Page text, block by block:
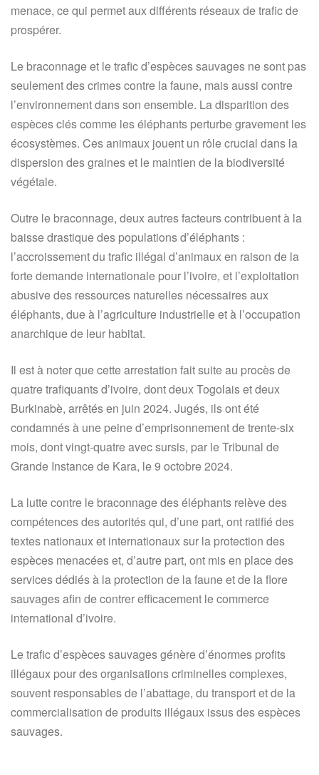
menace, ce qui permet aux différents réseaux de trafic de
prospérer.
Le braconnage et le trafic d’espèces sauvages ne sont pas
seulement des crimes contre la faune, mais aussi contre
l’environnement dans son ensemble. La disparition des
espèces clés comme les éléphants perturbe gravement les
écosystèmes. Ces animaux jouent un rôle crucial dans la
dispersion des graines et le maintien de la biodiversité
végétale.
Outre le braconnage, deux autres facteurs contribuent à la
baisse drastique des populations d’éléphants :
l’accroissement du trafic illégal d’animaux en raison de la
forte demande internationale pour l’ivoire, et l’exploitation
abusive des ressources naturelles nécessaires aux
éléphants, due à l’agriculture industrielle et à l’occupation
anarchique de leur habitat.
Il est à noter que cette arrestation fait suite au procès de
quatre trafiquants d’ivoire, dont deux Togolais et deux
Burkinabè, arrêtés en juin 2024. Jugés, ils ont été
condamnés à une peine d’emprisonnement de trente-six
mois, dont vingt-quatre avec sursis, par le Tribunal de
Grande Instance de Kara, le 9 octobre 2024.
La lutte contre le braconnage des éléphants relève des
compétences des autorités qui, d’une part, ont ratifié des
textes nationaux et internationaux sur la protection des
espèces menacées et, d’autre part, ont mis en place des
services dédiés à la protection de la faune et de la flore
sauvages afin de contrer efficacement le commerce
international d’ivoire.
Le trafic d’espèces sauvages génère d’énormes profits
illégaux pour des organisations criminelles complexes,
souvent responsables de l’abattage, du transport et de la
commercialisation de produits illégaux issus des espèces
sauvages.